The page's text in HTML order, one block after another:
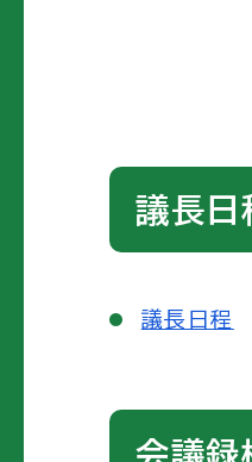
議長日
議長日程
会議録